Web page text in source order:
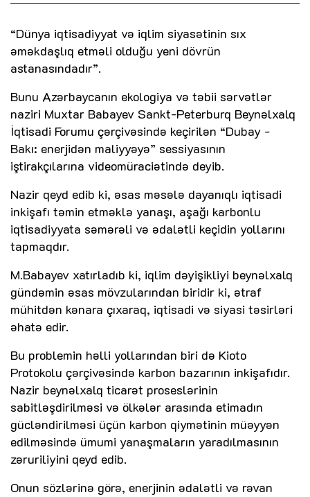
“Dünya iqtisadiyyat və iqlim siyasətinin sıx
əməkdaşlıq etməli olduğu yeni dövrün
astanasındadır”.
Bunu Azərbaycanın ekologiya və təbii sərvətlər
naziri Muxtar Babayev Sankt-Peterburq Beynəlxalq
İqtisadi Forumu çərçivəsində keçirilən “Dubay -
Bakı: enerjidən maliyyəyə” sessiyasının
iştirakçılarına videomüraciətində deyib.
Nazir qeyd edib ki, əsas məsələ dayanıqlı iqtisadi
inkişafı təmin etməklə yanaşı, aşağı karbonlu
iqtisadiyyata səmərəli və ədalətli keçidin yollarını
tapmaqdır.
M.Babayev xatırladıb ki, iqlim dəyişikliyi beynəlxalq
gündəmin əsas mövzularından biridir ki, ətraf
mühitdən kənara çıxaraq, iqtisadi və siyasi təsirləri
əhatə edir.
Bu problemin həlli yollarından biri də Kioto
Protokolu çərçivəsində karbon bazarının inkişafıdır.
Nazir beynəlxalq ticarət proseslərinin
sabitləşdirilməsi və ölkələr arasında etimadın
gücləndirilməsi üçün karbon qiymətinin müəyyən
edilməsində ümumi yanaşmaların yaradılmasının
zəruriliyini qeyd edib.
Onun sözlərinə görə, enerjinin ədalətli və rəvan